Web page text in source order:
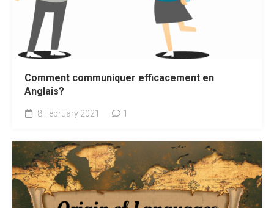
Comment communiquer efficacement en
Anglais?
8 February 2021 1